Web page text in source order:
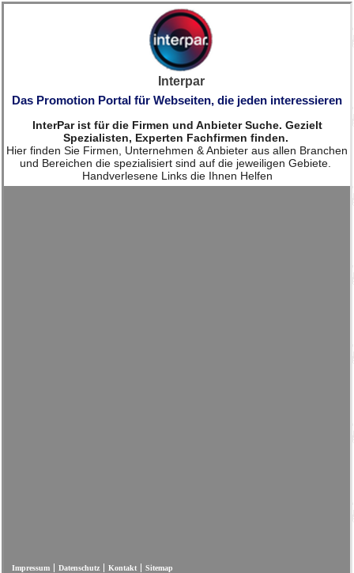
Interpar
Das Promotion Portal für Webseiten, die jeden interessieren
InterPar ist für die Firmen und Anbieter Suche. Gezielt
Spezialisten, Experten Fachfirmen finden.
Hier finden Sie Firmen, Unternehmen & Anbieter aus allen Branchen
und Bereichen die spezialisiert sind auf die jeweiligen Gebiete.
Handverlesene Links die Ihnen Helfen
Impressum Datenschutz Kontakt Sitemap